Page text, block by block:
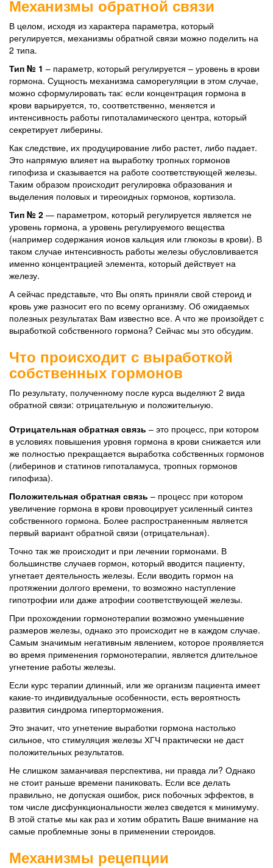
Механизмы обратной связи
В целом, исходя из характера параметра, который
регулируется, механизмы обратной связи можно поделить на
2 типа.
Тип № 1 – параметр, который регулируется – уровень в крови
гормона. Сущность механизма саморегуляции в этом случае,
можно сформулировать так: если концентрация гормона в
крови варьируется, то, соответственно, меняется и
интенсивность работы гипоталамического центра, который
секретирует либерины.
Как следствие, их продуцирование либо растет, либо падает.
Это напрямую влияет на выработку тропных гормонов
гипофиза и сказывается на работе соответствующей железы.
Таким образом происходит регулировка образования и
выделения половых и тиреоидных гормонов, кортизола.
Тип № 2 — параметром, который регулируется является не
уровень гормона, а уровень регулируемого вещества
(например содержания ионов кальция или глюкозы в крови). В
таком случае интенсивность работы железы обусловливается
именно концентрацией элемента, который действует на
железу.
А сейчас представьте, что Вы опять приняли свой стероид и
кровь уже разносит его по всему организму. Об ожидаемых
полезных результатах Вам известно все. А что же произойдет с
выработкой собственного гормона? Сейчас мы это обсудим.
Что происходит с выработкой
собственных гормонов
По результату, полученному после курса выделяют 2 вида
обратной связи: отрицательную и положительную.
Отрицательная обратная связь – это процесс, при котором
в условиях повышения уровня гормона в крови снижается или
же полностью прекращается выработка собственных гормонов
(либеринов и статинов гипоталамуса, тропных гормонов
гипофиза).
Положительная обратная связь – процесс при котором
увеличение гормона в крови провоцирует усиленный синтез
собственного гормона. Более распространенным является
первый вариант обратной связи (отрицательная).
Точно так же происходит и при лечении гормонами. В
большинстве случаев гормон, который вводится пациенту,
угнетает деятельность железы. Если вводить гормон на
протяжении долгого времени, то возможно наступление
гипотрофии или даже атрофии соответствующей железы.
При прохождении гормонотерапии возможно уменьшение
размеров железы, однако это происходит не в каждом случае.
Самым значимым негативным явлением, которое проявляется
во время применения гормонотерапии, является длительное
угнетение работы железы.
Если курс терапии длинный, или же организм пациента имеет
какие-то индивидуальные особенности, есть вероятность
развития синдрома гиперторможения.
Это значит, что угнетение выработки гормона настолько
сильное, что стимуляция железы ХГЧ практически не даст
положительных результатов.
Не слишком заманчивая перспектива, ни правда ли? Однако
не стоит раньше времени паниковать. Если все делать
правильно, не допуская ошибок, риск побочных эффектов, в
том числе дисфункциональности желез сведется к минимуму.
В этой статье мы как раз и хотим обратить Ваше внимание на
самые проблемные зоны в применении стероидов.
Механизмы рецепции